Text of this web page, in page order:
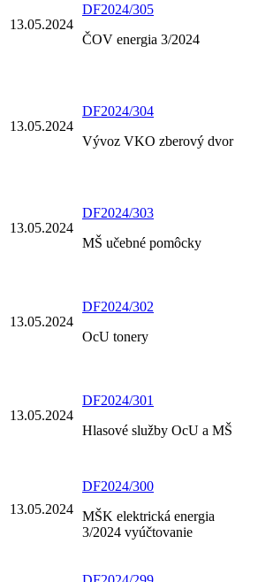
13.05.2024
DF2024/305
ČOV energia 3/2024
13.05.2024
DF2024/304
Vývoz VKO zberový dvor
13.05.2024
DF2024/303
MŠ učebné pomôcky
13.05.2024
DF2024/302
OcU tonery
13.05.2024
DF2024/301
Hlasové služby OcU a MŠ
13.05.2024
DF2024/300
MŠK elektrická energia
3/2024 vyúčtovanie